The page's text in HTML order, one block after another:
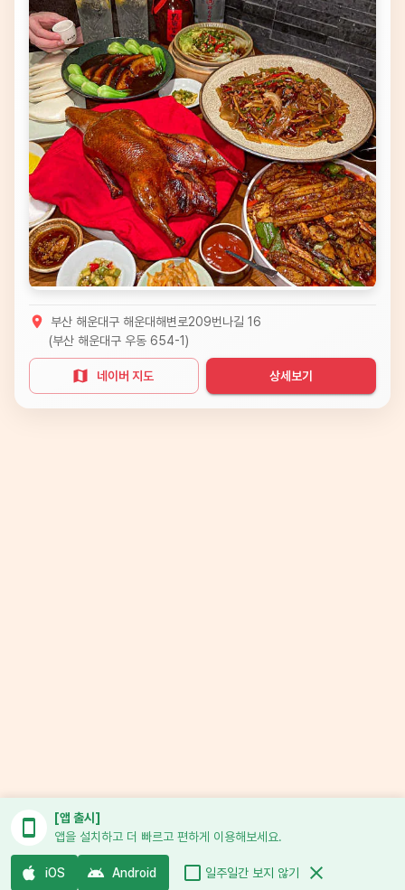
부산 해운대구 해운대해변로209번나길 16
(부산 해운대구 우동 654-1)
네이버 지도 상세보기
[앱 출시]
앱을 설치하고 더 빠르고 편하게 이용해보세요.
iOS Android 일주일간 보지 않기
Copyright © 유튜브 플레이스. All rights reserved